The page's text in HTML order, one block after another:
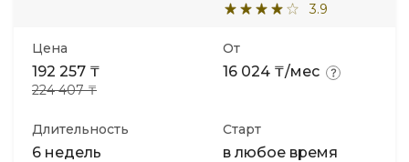
3.9
Цена
192 257 ₸
224 407 ₸
От
16 024 ₸/мес
Длительность
6 недель
Старт
в любое время